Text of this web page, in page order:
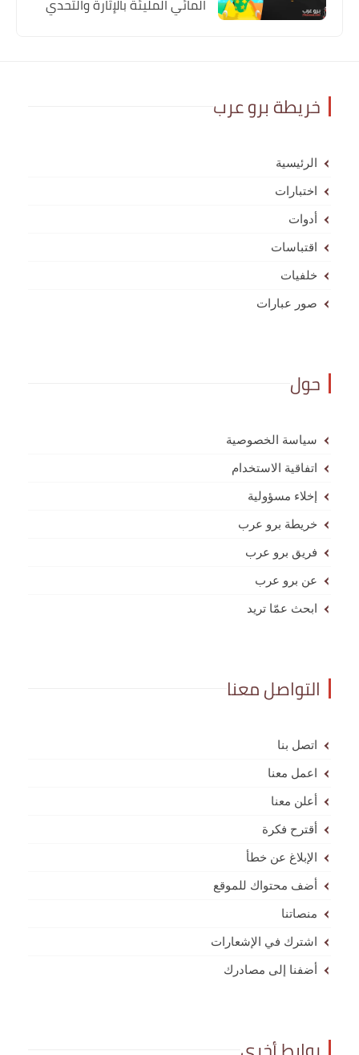
خريطة برو عرب
الرئيسية
اختبارات
أدوات
اقتباسات
خلفيات
صور عبارات
حول
سياسة الخصوصية
اتفاقية الاستخدام
إخلاء مسؤولية
خريطة برو عرب
فريق برو عرب
عن برو عرب
ابحث عمّا تريد
التواصل معنا
اتصل بنا
اعمل معنا
أعلن معنا
أقترح فكرة
الإبلاغ عن خطأ
أضف محتواك للموقع
منصاتنا
اشترك في الإشعارات
أضفنا إلى مصادرك